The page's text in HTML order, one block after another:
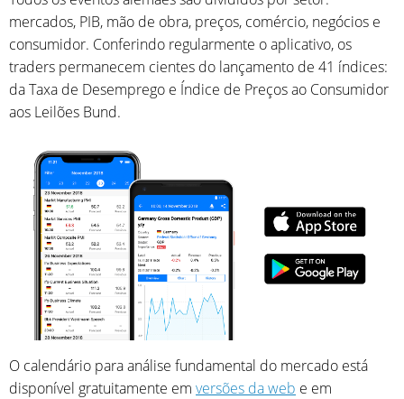
mercados, PIB, mão de obra, preços, comércio, negócios e
consumidor. Conferindo regularmente o aplicativo, os
traders permanecem cientes do lançamento de 41 índices:
da Taxa de Desemprego e Índice de Preços ao Consumidor
aos Leilões Bund.
O calendário para análise fundamental do mercado está
disponível gratuitamente em versões da web e em